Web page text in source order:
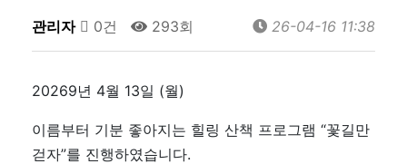
관리자 0건 293회 26-04-16 11:38
20269년 4월 13일 (월)
이름부터 기분 좋아지는 힐링 산책 프로그램 “꽃길만
걷자”를 진행하였습니다.